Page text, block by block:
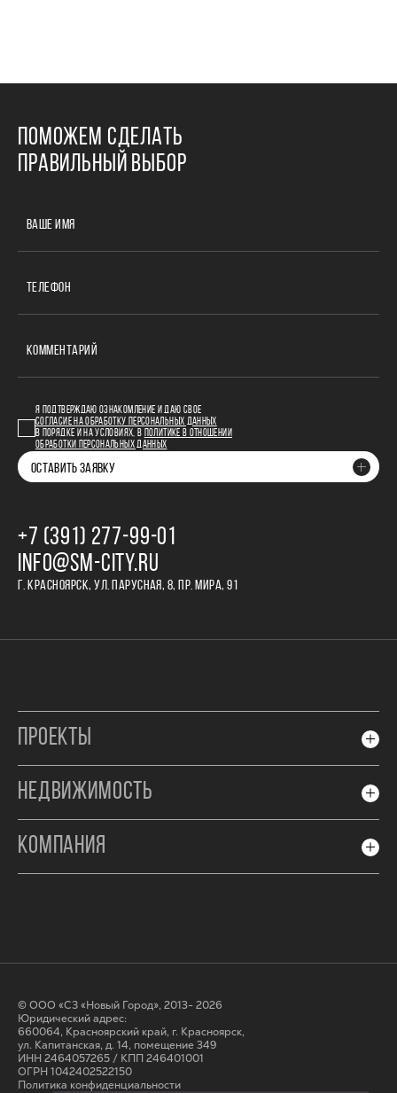
ПОМОЖЕМ СДЕЛАТЬ
ПРАВИЛЬНЫЙ ВЫБОР
ВАШЕ ИМЯ
ТЕЛЕФОН
КОММЕНТАРИЙ
Я ПОДТВЕРЖДАЮ ОЗНАКОМЛЕНИЕ И ДАЮ СВОЕ
СОГЛАСИЕ НА ОБРАБОТКУ ПЕРСОНАЛЬНЫХ ДАННЫХ
В ПОРЯДКЕ И НА УСЛОВИЯХ, В
ПОЛИТИКЕ В ОТНОШЕНИИ
ОБРАБОТКИ ПЕРСОНАЛЬНЫХ ДАННЫХ
ОСТАВИТЬ ЗАЯВКУ
+7 (391) 277‒99‒01
INFO@SM-CITY.RU
Г. КРАСНОЯРСК, УЛ. ПАРУСНАЯ, 8, ПР. МИРА, 91
ПРОЕКТЫ
НЕДВИЖИМОСТЬ
КОМПАНИЯ
© ООО «СЗ «Новый Город», 2013- 2026
Юридический адрес:
660064, Красноярский край, г. Красноярск,
ул. Капитанская, д. 14, помещение 349
ИНН 2464057265 / КПП 246401001
ОГРН 1042402522150
Политика конфиденциальности